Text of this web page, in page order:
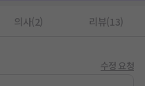
의사(2) 리뷰(13)
수정 요청